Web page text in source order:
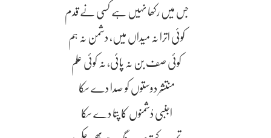
جس میں رکھا نہیں ہے کسی نے قدم
کوئی اترا نہ میداں میں، دشمن نہ ہم
کوئی صف بن نہ پائی، نہ کوئی علم
منتشِر دوستوں کو صدا دے سکا
اجنبی دُشمنوں کا پتا دے سکا